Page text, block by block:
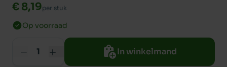
€ 8,19per stuk
Op voorraad
In winkelmand